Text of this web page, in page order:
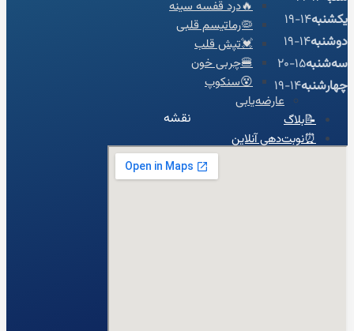
🔥درد قفسه سینه
🦠رماتیسم قلبی
💓تپش قلب
🍔چربی خون
😵سنکوپ
عارضه‌یابی
📝بلاگ
⏰نوبت‌دهی آنلاین
🩺دکتر محبوبه شیخ
یکشنبه14-19
دوشنبه14-19
سه‌شنبه15-20
چهارشنبه14-19
نقشه